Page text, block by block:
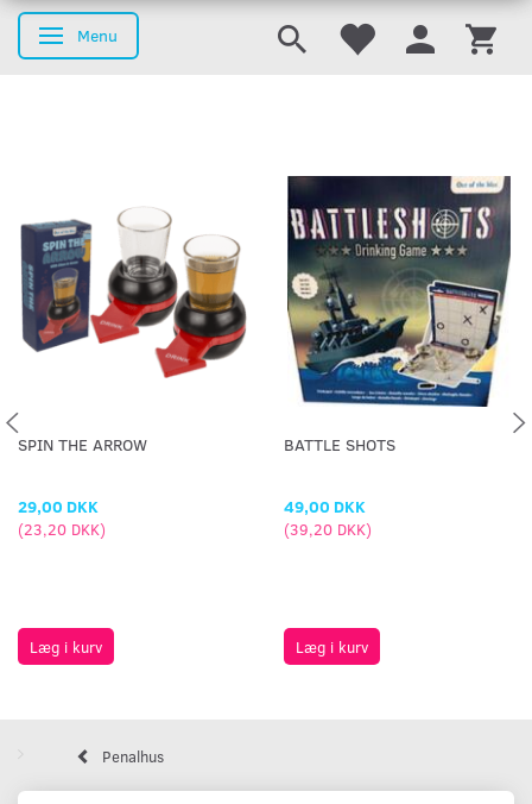
Skifte navigation
Menu
SPIN THE ARROW
29,00 DKK
(23,20 DKK)
Læg i kurv
BATTLE SHOTS
49,00 DKK
(39,20 DKK)
Læg i kurv
Penalhus